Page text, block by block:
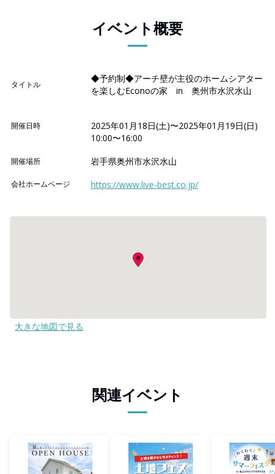
イベント概要
タイトル
◆予約制◆アーチ壁が主役のホームシアター
を楽しむEconoの家 in 奥州市水沢水山
開催日時
2025年01月18日(土)〜2025年01月19日(日)
10:00〜16:00
開催場所 岩手県奥州市水沢水山
会社ホームページ https://www.live-best.co.jp/
大きな地図で見る
関連イベント